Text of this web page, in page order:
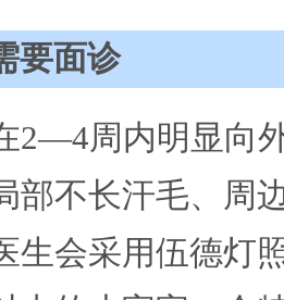
要面诊
2—4周内明显向
部不长汗毛、周
生会采用伍德灯